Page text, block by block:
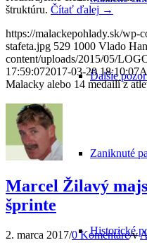
Ďalšie
Zaniknuté
Historické
štruktúru. Čítať ďalej →
https://malackepohlady.sk/wp-
stafeta.jpg 529 1000 Vlado
content/uploads/2015/05/
17:59:072017-03-20 18:10:07
Malacky alebo 14 medailí z
Marcel Žilavý
šprinte
2. marca 2017/0 Komentáre/v